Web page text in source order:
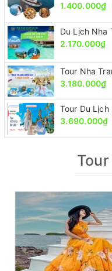
1.400.000₫
2.170.000₫
3.180.000₫
3.690.000₫
Tour